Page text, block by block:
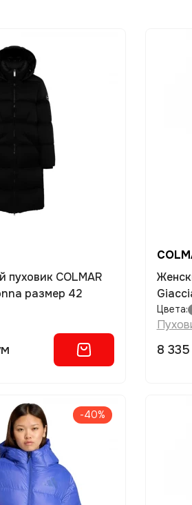
пуховик COLMAR
размер 42
Цвета:
8
-40%